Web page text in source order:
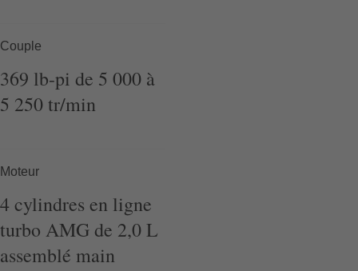
Couple
369 lb-pi de 5 000 à
5 250tr/min
Moteur
4cylindres en ligne
turbo AMG de 2,0 L
assemblé main